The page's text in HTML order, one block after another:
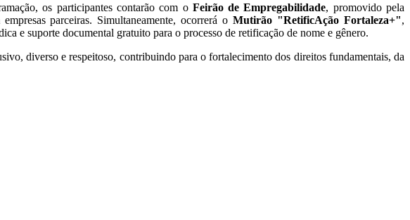
os participantes contarão com o Feirão de Empregabilidade, promovido pela
parceiras. Simultaneamente, ocorrerá oMutirão "RetificAção Fortaleza+",
e suporte documental gratuito para o processo de retificação de nome e gênero.
diverso e respeitoso, contribuindo para o fortalecimento dos direitos fundamentais, da